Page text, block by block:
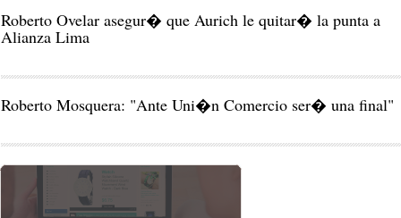
Roberto Ovelar asegur� que Aurich le quitar� la punta a
Alianza Lima
Roberto Mosquera: "Ante Uni�n Comercio ser� una final"